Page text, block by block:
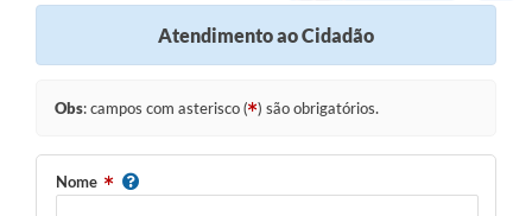
Atendimento ao Cidadão
Obs: campos com asterisco ( ) são obrigatórios.
Nome